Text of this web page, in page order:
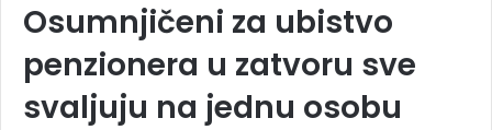
Osumnjičeni za ubistvo
penzionera u zatvoru sve
svaljuju na jednu osobu